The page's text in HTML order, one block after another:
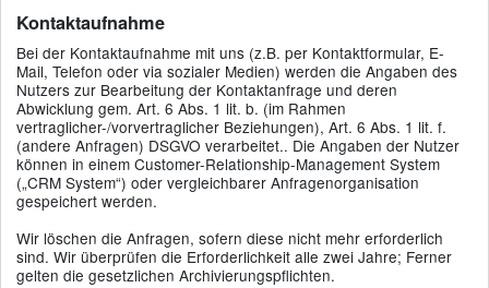
Kontaktaufnahme
Bei der Kontaktaufnahme mit uns (z.B. per Kontaktformular, E-
Mail, Telefon oder via sozialer Medien) werden die Angaben des
Nutzers zur Bearbeitung der Kontaktanfrage und deren
Abwicklung gem. Art. 6 Abs. 1 lit. b. (im Rahmen
vertraglicher-/vorvertraglicher Beziehungen), Art. 6 Abs. 1 lit. f.
(andere Anfragen) DSGVO verarbeitet.. Die Angaben der Nutzer
können in einem Customer-Relationship-Management System
(„CRM System“) oder vergleichbarer Anfragenorganisation
gespeichert werden.
Wir löschen die Anfragen, sofern diese nicht mehr erforderlich
sind. Wir überprüfen die Erforderlichkeit alle zwei Jahre; Ferner
gelten die gesetzlichen Archivierungspflichten.